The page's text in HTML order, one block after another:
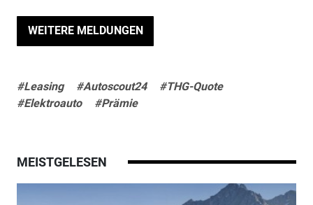
WEITERE MELDUNGEN
#Leasing #Autoscout24
#THG-Quote
#Elektroauto
#Prämie
MEISTGELESEN